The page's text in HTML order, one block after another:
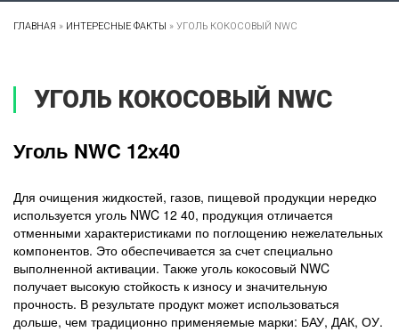
ГЛАВНАЯ » ИНТЕРЕСНЫЕ ФАКТЫ » УГОЛЬ КОКОСОВЫЙ NWC
УГОЛЬ КОКОСОВЫЙ NWC
Уголь NWC 12х40
Для очищения жидкостей, газов, пищевой продукции нередко
используется уголь NWC 12 40, продукция отличается
отменными характеристиками по поглощению нежелательных
компонентов. Это обеспечивается за счет специально
выполненной активации. Также уголь кокосовый NWC
получает высокую стойкость к износу и значительную
прочность. В результате продукт может использоваться
дольше, чем традиционно применяемые марки: БАУ, ДАК, ОУ.